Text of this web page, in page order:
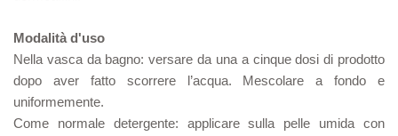
Modalità d'uso
Nella vasca da bagno: versare da una a cinque dosi di prodotto
dopo aver fatto scorrere l’acqua. Mescolare a fondo e
uniformemente.
Come normale detergente: applicare sulla pelle umida con